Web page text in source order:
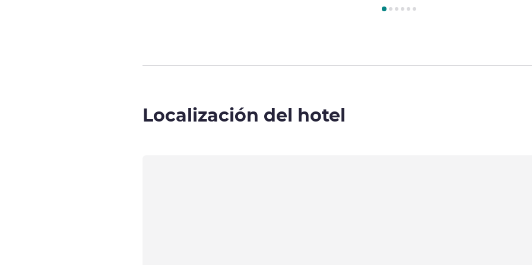
Localización del hotel